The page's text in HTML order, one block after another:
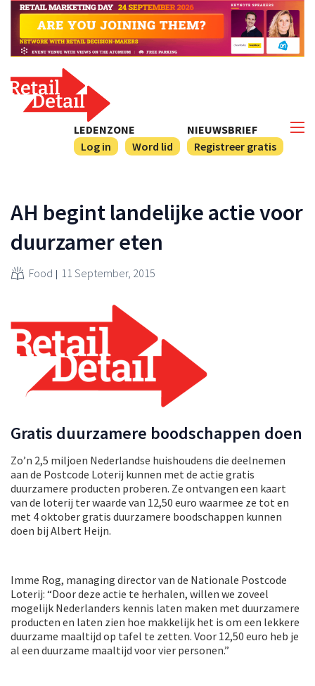
NIEUWSBRIEF
Registreer gratis
LEDENZONE
Log in
Word lid
AH begint landelijke actie voor
duurzamer eten
Food 11 September, 2015
Gratis duurzamere boodschappen doen
Zo’n 2,5 miljoen Nederlandse huishoudens die deelnemen
aan de Postcode Loterij kunnen met de actie gratis
duurzamere producten proberen. Ze ontvangen een kaart
van de loterij ter waarde van 12,50 euro waarmee ze tot en
met 4 oktober gratis duurzamere boodschappen kunnen
doen bij Albert Heijn.
Imme Rog, managing director van de Nationale Postcode
Loterij: “Door deze actie te herhalen, willen we zoveel
mogelijk Nederlanders kennis laten maken met duurzamere
producten en laten zien hoe makkelijk het is om een lekkere
duurzame maaltijd op tafel te zetten. Voor 12,50 euro heb je
al een duurzame maaltijd voor vier personen.”